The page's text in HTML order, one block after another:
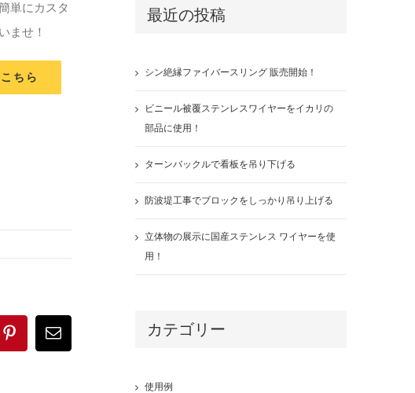
単にカスタ
ませ！
ちら
PinterestEmail
最近の投稿
シン絶縁ファイバースリング 販売開始！
ビニール被覆ステンレスワイヤーをイカリの
部品に使用！
ターンバックルで看板を吊り下げる
防波堤工事でブロックをしっかり吊り上げる
立体物の展示に国産ステンレス ワイヤーを使
用！
カテゴリー
使用例